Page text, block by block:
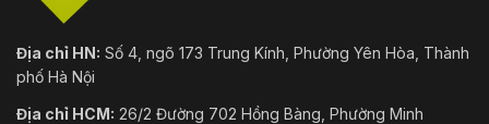
Địa chỉ HN: Số 4, ngõ 173 Trung Kính, Phường Yên Hòa, Thành
phố Hà Nội
Địa chỉ HCM: 26/2 Đường 702 Hồng Bàng, Phường Minh